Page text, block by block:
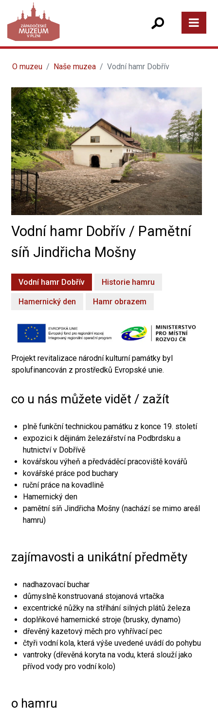
O muzeu Naše muzea Vodní hamr Dobřív
Vodní hamr Dobřív / Pamětní
síň Jindřicha Mošny
Vodní hamr Dobřív Historie hamru
Hamernický den Hamr obrazem
Projekt revitalizace národní kulturní památky byl
spolufinancován z prostředků Evropské unie.
co u nás můžete vidět / zažít
plně funkční technickou památku z konce 19. století
expozici k dějinám železářství na Podbrdsku a
hutnictví v Dobřívě
kovářskou výheň a předváděcí pracoviště kovářů
kovářské práce pod buchary
ruční práce na kovadlině
Hamernický den
pamětní síň Jindřicha Mošny (nachází se mimo areál
hamru)
zajímavosti a unikátní předměty
nadhazovací buchar
důmyslně konstruovaná stojanová vrtačka
excentrické nůžky na stříhání silných plátů železa
doplňkové hamernické stroje (brusky, dynamo)
dřevěný kazetový měch pro vyhřívací pec
čtyři vodní kola, která výše uvedené uvádí do pohybu
vantroky (dřevěná koryta na vodu, která slouží jako
přívod vody pro vodní kolo)
o hamru